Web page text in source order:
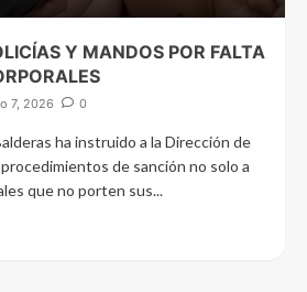
Y MANDOS POR FALTA
7, 2026 0
ha instruido a la Dirección de
de sanción no solo a
que no porten sus...